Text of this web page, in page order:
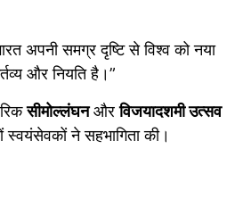
अपनी समग्र दृष्टि से विश्व को नया
और नियति है।”
सीमोल्लंघनऔरविजयादशमी उत्सव
ने सहभागिता की।